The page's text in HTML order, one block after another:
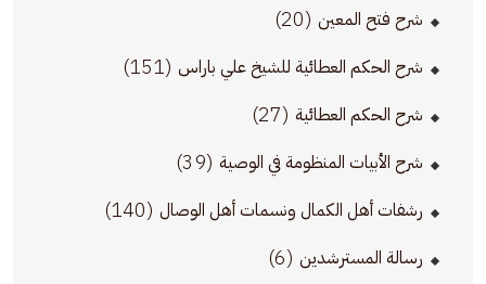
شرح فتح المعين (20)
شرح الحكم العطائية للشيخ علي باراس (151)
شرح الحكم العطائية (27)
شرح الأبيات المنظومة في الوصية (39)
رشفات أهل الكمال ونسمات أهل الوصال (140)
رسالة المسترشدين (6)